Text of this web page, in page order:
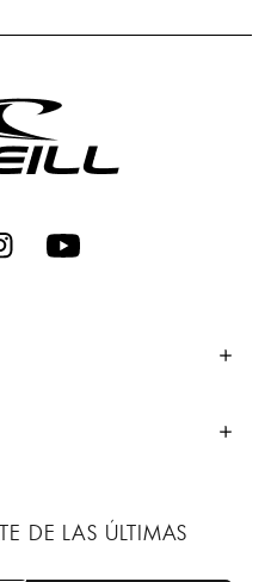
DE LAS ÚLTIMAS